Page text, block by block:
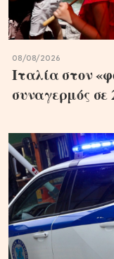
08/08/2026
Ιταλία στον
συναγερμός σε